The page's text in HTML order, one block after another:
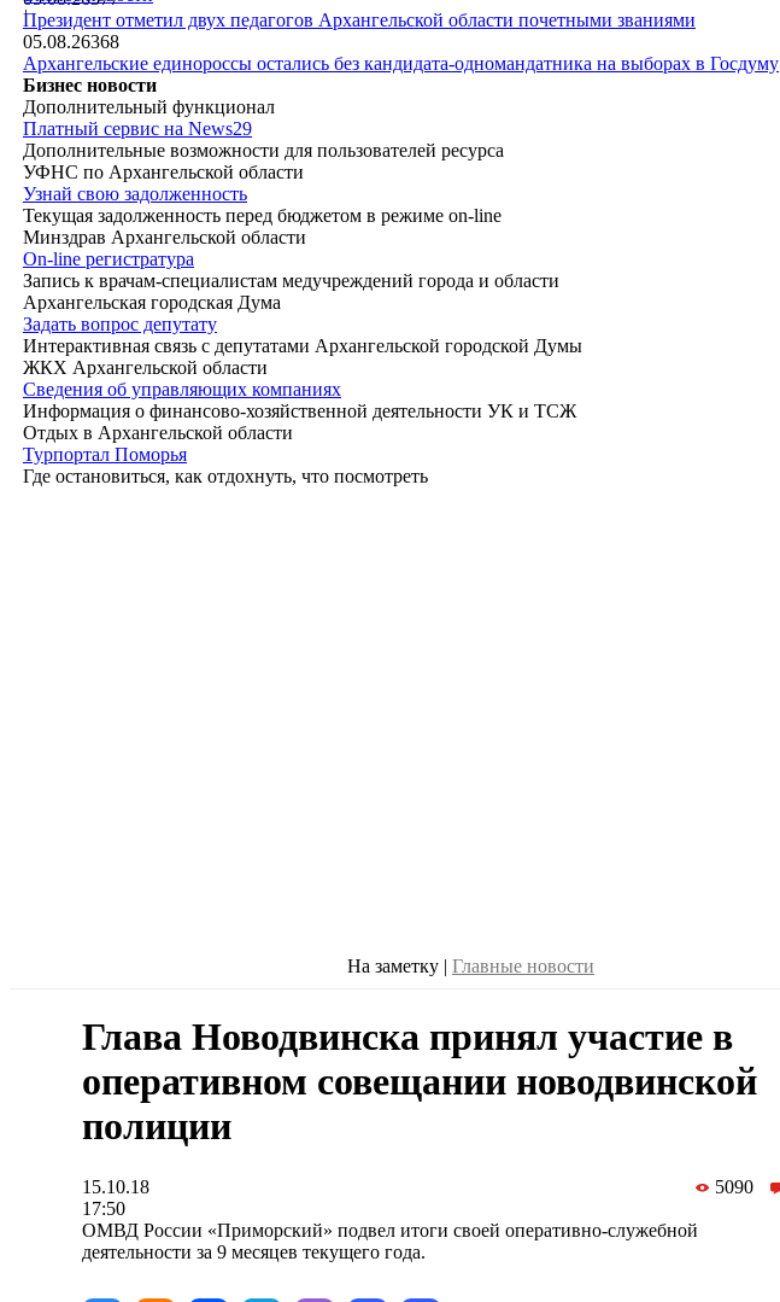
|
Президент отметил двух педагогов Архангельской области почетными званиями
05.08.26368
Архангельские единороссы остались без кандидата-одномандатника на выборах в Госдуму
Бизнес новости
Дополнительный функционал
Платный сервис на News29
Дополнительные возможности для пользователей ресурса
УФНС по Архангельской области
Узнай свою задолженность
Текущая задолженность перед бюджетом в режиме on-line
Минздрав Архангельской области
On-line регистратура
Запись к врачам-специалистам медучреждений города и области
Архангельская городская Дума
Задать вопрос депутату
Интерактивная связь с депутатами Архангельской городской Думы
ЖКХ Архангельской области
Сведения об управляющих компаниях
Информация о финансово-хозяйственной деятельности УК и ТСЖ
Отдых в Архангельской области
Турпортал Поморья
Где остановиться, как отдохнуть, что посмотреть
На заметку | Главные новости
Глава Новодвинска принял участие в
оперативном совещании новодвинской
полиции
15.10.18
17:50
5090
ОМВД России «Приморский» подвел итоги своей оперативно-служебной
деятельности за 9 месяцев текущего года.